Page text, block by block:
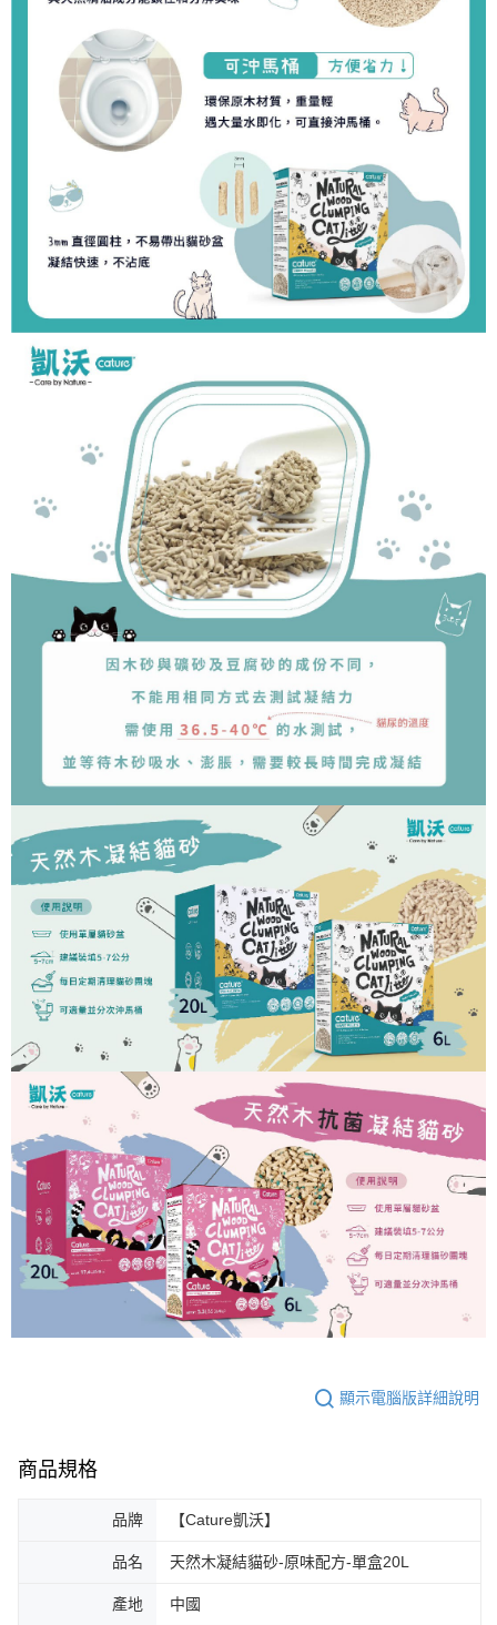
顯示電腦版詳細說明
商品規格
品牌 【Cature凱沃】
品名 天然木凝結貓砂-原味配方-單盒20L
產地 中國